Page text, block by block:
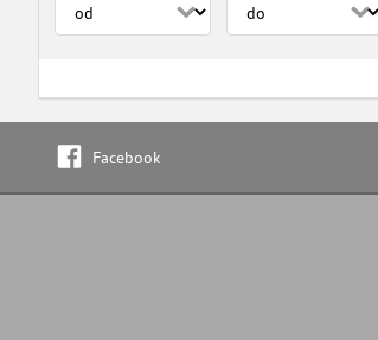
Facebook